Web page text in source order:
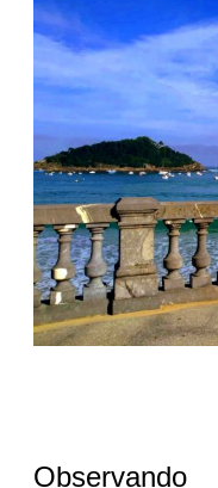
Observando